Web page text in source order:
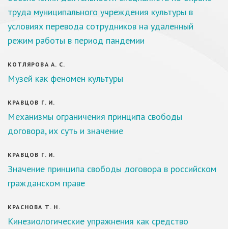
труда муниципального учреждения культуры в
условиях перевода сотрудников на удаленный
режим работы в период пандемии
КОТЛЯРОВА А. С.
Музей как феномен культуры
КРАВЦОВ Г. И.
Механизмы ограничения принципа свободы
договора, их суть и значение
КРАВЦОВ Г. И.
Значение принципа свободы договора в российском
гражданском праве
КРАСНОВА Т. Н.
Кинезиологические упражнения как средство